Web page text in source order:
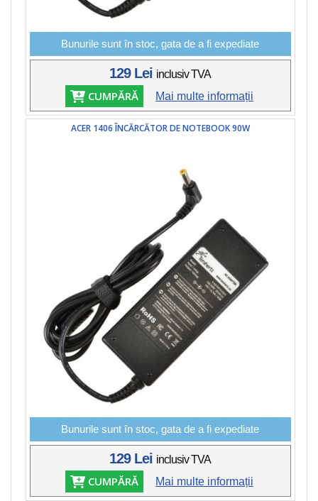
Bunurile sunt în stoc, gata de a fi expediate
129 Lei inclusiv TVA
CUMPĂRĂ Mai multe informații
ACER 1406 ÎNCĂRCĂTOR DE NOTEBOOK 90W
Bunurile sunt în stoc, gata de a fi expediate
129 Lei inclusiv TVA
CUMPĂRĂ Mai multe informații